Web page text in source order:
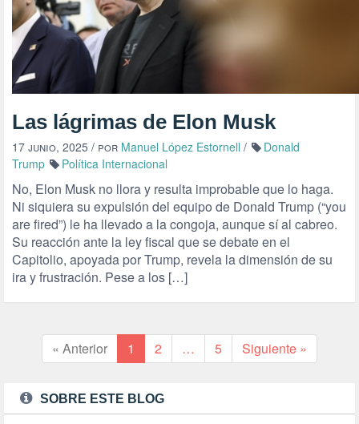
Las lágrimas de Elon Musk
17 junio, 2025 / por Manuel López Estornell /
Donald
Trump
Política Internacional
No, Elon Musk no llora y resulta improbable que lo haga.
Ni siquiera su expulsión del equipo de Donald Trump (“you
are fired”) le ha llevado a la congoja, aunque sí al cabreo.
Su reacción ante la ley fiscal que se debate en el
Capitolio, apoyada por Trump, revela la dimensión de su
ira y frustración. Pese a los […]
« Anterior 1 2 … 5 Siguiente »
SOBRE ESTE BLOG